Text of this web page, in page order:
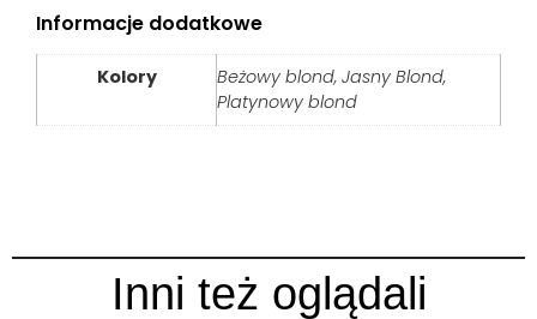
Informacje dodatkowe
Kolory
Beżowy blond, Jasny Blond,
Platynowy blond
Inni też oglądali